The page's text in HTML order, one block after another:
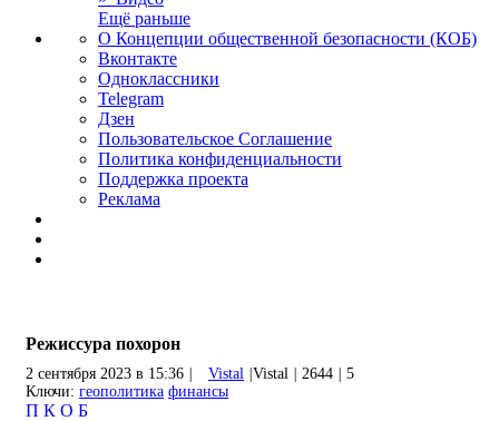
Ещё раньше
О Концепции общественной безопасности (КОБ)
Вконтакте
Одноклассники
Telegram
Дзен
Пользовательское Соглашение
Политика конфиденциальности
Поддержка проекта
Реклама
Режиссура похорон
2 сентября 2023 в 15:36 Vistal Vistal 2644
5
Ключи: геополитика финансы
П К О Б